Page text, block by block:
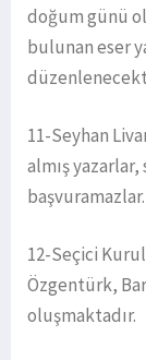
doğum günü
bulunan eser
11-Seyhan
almış yazarlar,
başvuramazlar.
12-Seçici
Özgentürk,
oluşmaktadır.